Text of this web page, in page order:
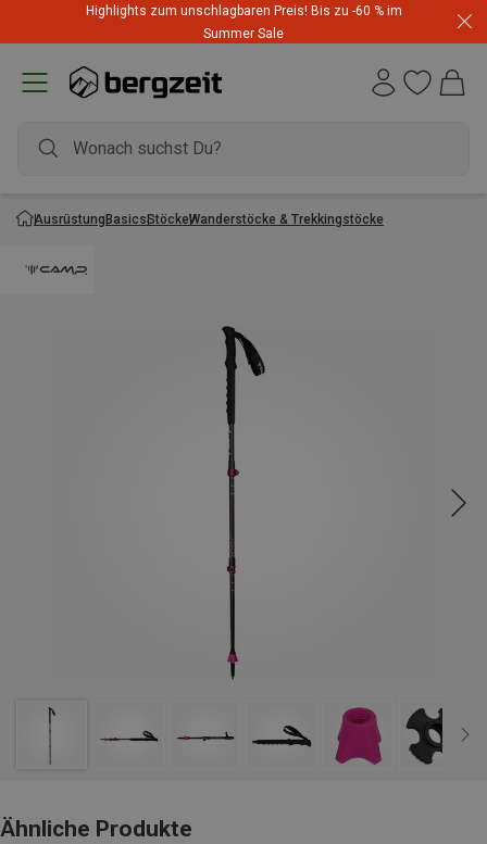
Highlights zum unschlagbaren Preis! Bis zu -60 % im
Summer Sale
AusrüstungBasicsStöckeWanderstöcke & Trekkingstöcke
Ähnliche Produkte